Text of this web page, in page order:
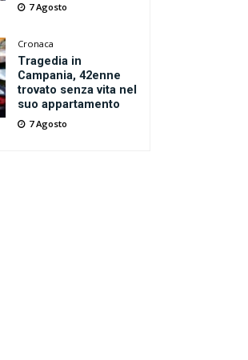
7 Agosto
Cronaca
Tragedia in
Campania, 42enne
trovato senza vita nel
suo appartamento
7 Agosto